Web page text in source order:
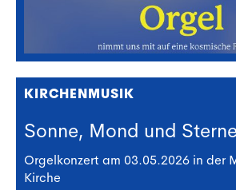
KIRCHENMUSIK
Sonne, Mond und Sterne
Orgelkonzert am 03.05.2026 in der
Kirche